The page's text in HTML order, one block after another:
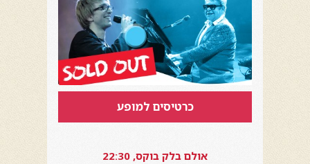
כרטיסים למופע
אולם בלק בוקס, 22:30